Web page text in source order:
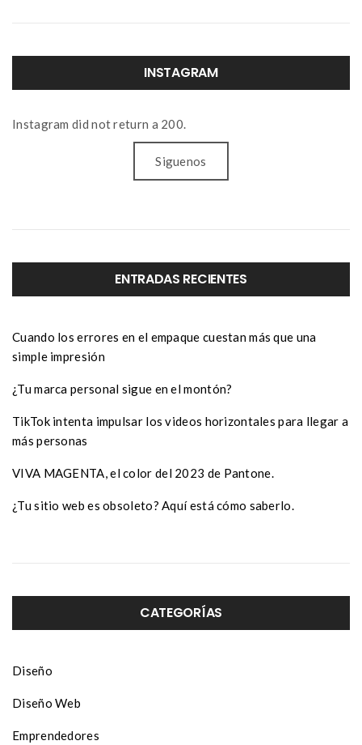
INSTAGRAM
Instagram did not return a 200.
Siguenos
ENTRADAS RECIENTES
Cuando los errores en el empaque cuestan más que una
simple impresión
¿Tu marca personal sigue en el montón?
TikTok intenta impulsar los videos horizontales para llegar a
más personas
VIVA MAGENTA, el color del 2023 de Pantone.
¿Tu sitio web es obsoleto? Aquí está cómo saberlo.
CATEGORÍAS
Diseño
Diseño Web
Emprendedores